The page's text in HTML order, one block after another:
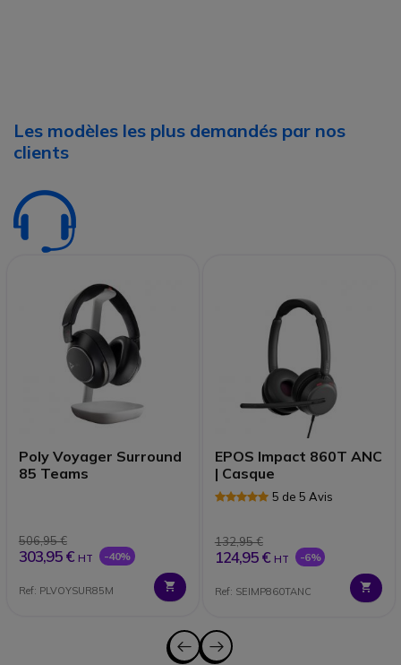
Les modèles les plus demandés par nos
clients
Poly Voyager Surround
85 Teams
506,95 €
303,95 € HT -40%
Ref: PLVOYSUR85M
EPOS Impact 860T ANC
| Casque
5 de 5 Avis
132,95 €
124,95 € HT -6%
Ref: SEIMP860TANC